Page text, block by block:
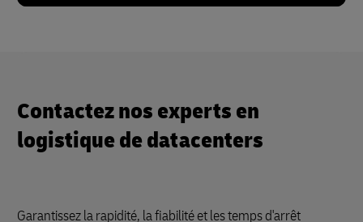
Contactez nos experts en
logistique de datacenters
Garantissez la rapidité, la fiabilité et les temps d'arrêt